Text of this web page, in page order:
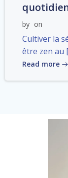
by on
Cultiver la
être zen au
Read more